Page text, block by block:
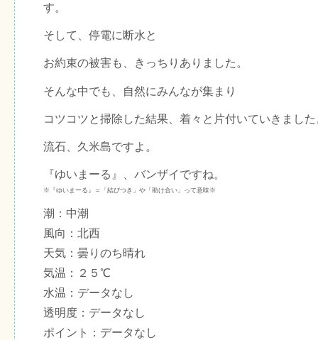
す。
そして、停電に断水と
お約束の被害も、きっちりありました。
そんな中でも、自然にみんなが集まり
コツコツと掃除した結果、着々と片付いていきました
流石、久米島ですよ。
『ゆいまーる』、バンザイですね。
※『ゆいまーる』＝「結びつき」や「助け合い」って意味※
潮：中潮
風向：北西
天気：曇りのち晴れ
気温：２５℃
水温：データなし
透明度：データなし
ポイント：データなし